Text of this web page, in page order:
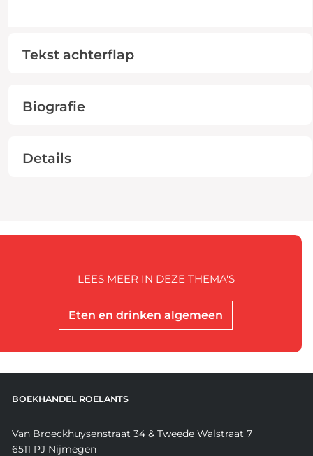
Tekst achterflap
Biografie
Details
Eten en drinken algemeen
LEES MEER IN DEZE THEMA'S
BOEKHANDEL ROELANTS
Van Broeckhuysenstraat 34 & Tweede Walstraat 7
6511 PJ Nijmegen